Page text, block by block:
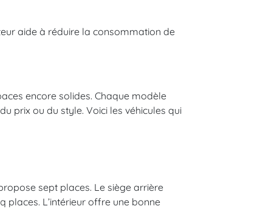
aide à réduire la consommation de
encore solides. Chaque modèle
prix ou du style. Voici les véhicules qui
sept places. Le siège arrière
places. L’intérieur offre une bonne